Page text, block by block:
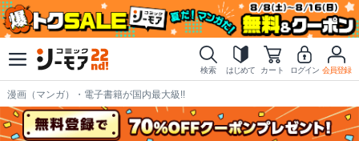
検索 はじめて カート ログイン 会員登録
漫画（マンガ）・電子書籍が国内最大級!!